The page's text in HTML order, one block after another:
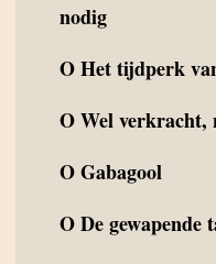
nodig
OHet tijdperk
OWel verkracht,
OGabagool
ODe gewapende